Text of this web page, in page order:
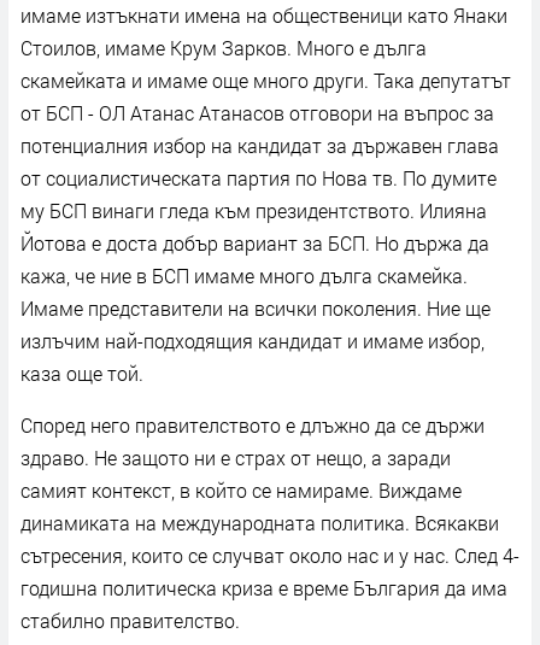
имаме изтъкнати имена на общественици като Янаки
Стоилов, имаме Крум Зарков. Много е дълга
скамейката и имаме още много други. Така депутатът
от БСП - ОЛ Атанас Атанасов отговори на въпрос за
потенциалния избор на кандидат за държавен глава
от социалистическата партия по Нова тв. По думите
му БСП винаги гледа към президентството. Илияна
Йотова е доста добър вариант за БСП. Но държа да
кажа, че ние в БСП имаме много дълга скамейка.
Имаме представители на всички поколения. Ние ще
излъчим най-подходящия кандидат и имаме избор,
каза още той.
Според него правителството е длъжно да се държи
здраво. Не защото ни е страх от нещо, а заради
самият контекст, в който се намираме. Виждаме
динамиката на международната политика. Всякакви
сътресения, които се случват около нас и у нас. След 4-
годишна политическа криза е време България да има
стабилно правителство.